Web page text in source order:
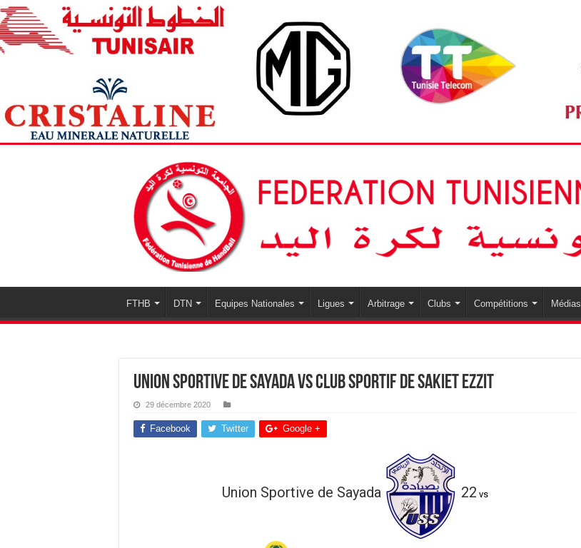
FTHB DTN Equipes Nationales Ligues Arbitrage Clubs Compétitions Médias
Union Sportive de Sayada vs Club Sportif de Sakiet Ezzit
29 décembre 2020
Facebook Twitter Google +
Union Sportive de Sayada 22 vs